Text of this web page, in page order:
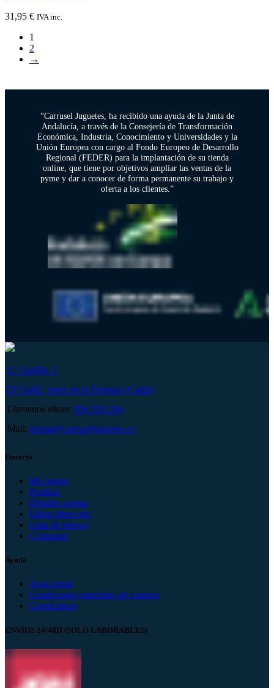
31,95 € IVA inc.
1
2
→
“Carrusel Juguetes, ha recibido una ayuda de la Junta de
Andalucía, a través de la Consejería de Transformación
Económica, Industria, Conocimiento y Universidades y la
Unión Europea con cargo al Fondo Europeo de Desarrollo
Regional (FEDER) para la implantación de su tienda
online, que tiene por objetivos ampliar las ventas de la
pyme y dar a conocer de forma permanente su trabajo y
oferta a los clientes.”
C/ Castilla, 1
CP 11402, Jerez de la Frontera (Cádiz)
Llámanos ahora: 956 320 284
Mail: tienda@carruseljuguetes.es
Usuario
Mi cuenta
Pedidos
Detalles cuenta
Editar dirección
Lista de deseos
Comparar
Ayuda
Aviso legal
Condiciones generales de compra
Contáctanos
ENVÍOS 24/48H (SOLO LABORABLES)